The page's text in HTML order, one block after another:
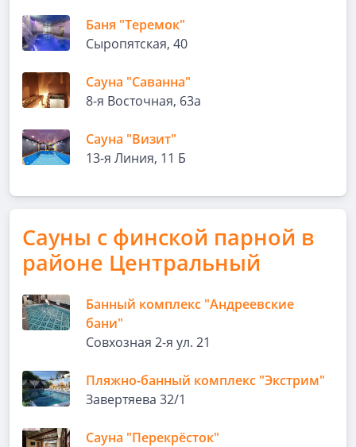
Баня "Теремок"
Сыропятская, 40
Сауна "Саванна"
8-я Восточная, 63а
Сауна "Визит"
13-я Линия, 11 Б
Сауны с финской парной в
районе Центральный
Банный комплекс "Андреевские
бани"
Совхозная 2-я ул. 21
Пляжно-банный комплекс "Экстрим"
Завертяева 32/1
Сауна "Перекрёсток"